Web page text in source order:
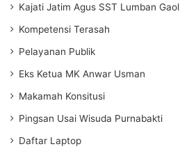
Kajati Jatim Agus SST Lumban Gaol
Kompetensi Terasah
Pelayanan Publik
Eks Ketua MK Anwar Usman
Makamah Konsitusi
Pingsan Usai Wisuda Purnabakti
Daftar Laptop